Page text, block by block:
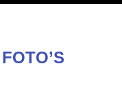
FOTO’S